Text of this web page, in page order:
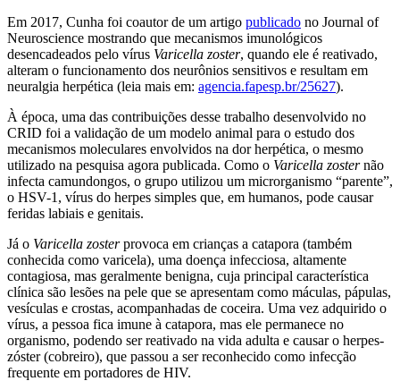
Em 2017, Cunha foi coautor de um artigo publicado no Journal of
Neuroscience mostrando que mecanismos imunológicos
desencadeados pelo vírus Varicella zoster, quando ele é reativado,
alteram o funcionamento dos neurônios sensitivos e resultam em
neuralgia herpética (leia mais em: agencia.fapesp.br/25627).
À época, uma das contribuições desse trabalho desenvolvido no
CRID foi a validação de um modelo animal para o estudo dos
mecanismos moleculares envolvidos na dor herpética, o mesmo
utilizado na pesquisa agora publicada. Como o Varicella zosternão
infecta camundongos, o grupo utilizou um microrganismo “parente”,
o HSV-1, vírus do herpes simples que, em humanos, pode causar
feridas labiais e genitais.
Já o Varicella zosterprovoca em crianças a catapora (também
conhecida como varicela), uma doença infecciosa, altamente
contagiosa, mas geralmente benigna, cuja principal característica
clínica são lesões na pele que se apresentam como máculas, pápulas,
vesículas e crostas, acompanhadas de coceira. Uma vez adquirido o
vírus, a pessoa fica imune à catapora, mas ele permanece no
organismo, podendo ser reativado na vida adulta e causar o herpes-
zóster (cobreiro), que passou a ser reconhecido como infecção
frequente em portadores de HIV.